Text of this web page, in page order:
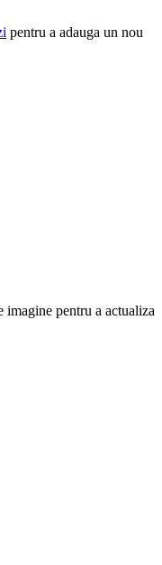
pentru a adauga un nou
imagine pentru a actualiza